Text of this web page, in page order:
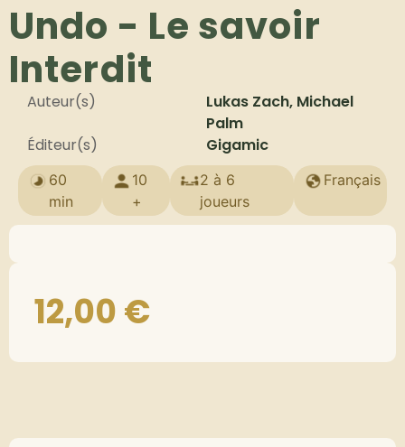
Undo - Le savoir
Interdit
Auteur(s)
Lukas Zach, Michael
Palm
Éditeur(s)
Gigamic
60
min
10
+
2 à 6
joueurs
Français
12,00€